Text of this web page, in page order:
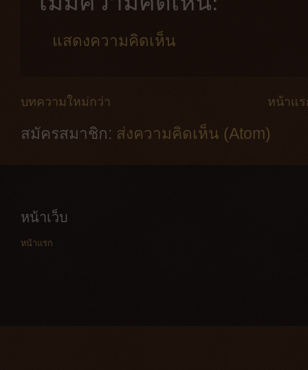
แสดงความคิดเห็น
บทความใหม่กว่า หน้าแร
สมัครสมาชิก: ส่งความคิดเห็น (Atom)
หน้าเว็บ
หน้าแรก